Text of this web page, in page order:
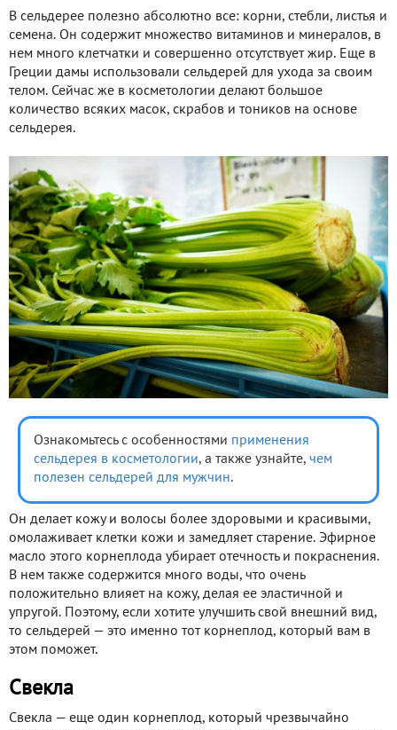
В сельдерее полезно абсолютно все: корни, стебли, листья и
семена. Он содержит множество витаминов и минералов, в
нем много клетчатки и совершенно отсутствует жир. Еще в
Греции дамы использовали сельдерей для ухода за своим
телом. Сейчас же в косметологии делают большое
количество всяких масок, скрабов и тоников на основе
сельдерея.
Ознакомьтесь с особенностями применения
сельдерея в косметологии, а также узнайте, чем
полезен сельдерей для мужчин.
Он делает кожу и волосы более здоровыми и красивыми,
омолаживает клетки кожи и замедляет старение. Эфирное
масло этого корнеплода убирает отечность и покраснения.
В нем также содержится много воды, что очень
положительно влияет на кожу, делая ее эластичной и
упругой. Поэтому, если хотите улучшить свой внешний вид,
то сельдерей — это именно тот корнеплод, который вам в
этом поможет.
Свекла
Свекла — еще один корнеплод, который чрезвычайно